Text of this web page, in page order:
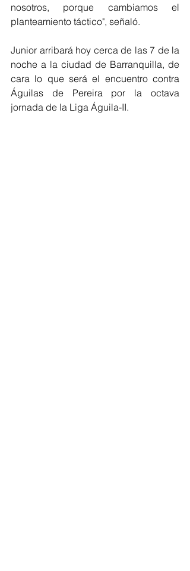
nosotros, porque cambiamos el
planteamiento táctico", señaló.
Junior arribará hoy cerca de las 7 de la
noche a la ciudad de Barranquilla, de
cara lo que será el encuentro contra
Águilas de Pereira por la octava
jornada de la Liga Águila-II.